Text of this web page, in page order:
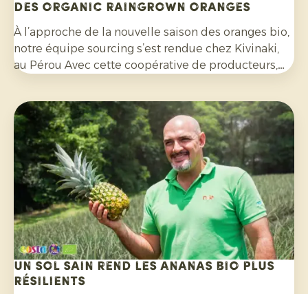
des Organic Raingrown Oranges
À l’approche de la nouvelle saison des oranges bio,
notre équipe sourcing s’est rendue chez Kivinaki,
au Pérou Avec cette coopérative de producteurs,
dernières années. Lors de cette visite, nous avons
préparé ensemble les mois à venir.
Un sol sain rend les ananas bio plus
résilients